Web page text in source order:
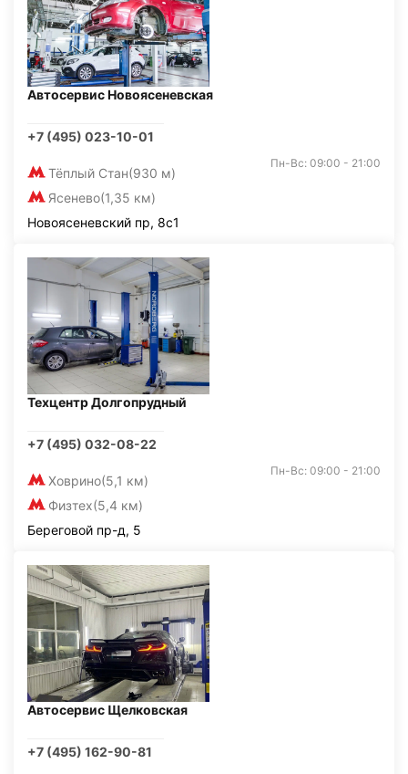
Автосервис Новоясеневская
+7 (495) 023-10-01
Тёплый Стан(930 м)
Ясенево(1,35 км)
Пн-Вс: 09:00 - 21:00
Новоясеневский пр, 8с1
Техцентр Долгопрудный
+7 (495) 032-08-22
Ховрино(5,1 км)
Физтех(5,4 км)
Пн-Вс: 09:00 - 21:00
Береговой пр-д, 5
Автосервис Щелковская
+7 (495) 162-90-81